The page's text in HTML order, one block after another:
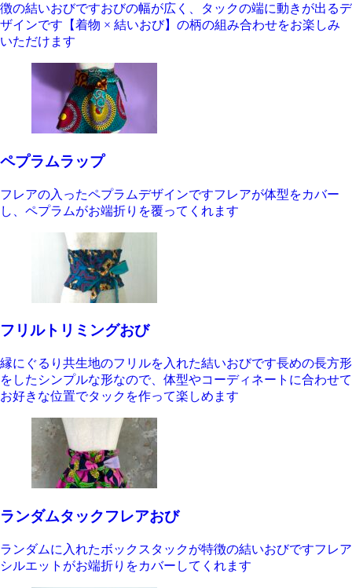
徴の結いおびですおびの幅が広く、タックの端に動きが出るデ
ザインです【着物 × 結いおび】の柄の組み合わせをお楽しみ
いただけます
ペプラムラップ
フレアの入ったペプラムデザインですフレアが体型をカバー
し、ペプラムがお端折りを覆ってくれます
フリルトリミングおび
縁にぐるり共生地のフリルを入れた結いおびです長めの長方形
をしたシンプルな形なので、体型やコーディネートに合わせて
お好きな位置でタックを作って楽しめます
ランダムタックフレアおび
ランダムに入れたボックスタックが特徴の結いおびですフレア
シルエットがお端折りをカバーしてくれます